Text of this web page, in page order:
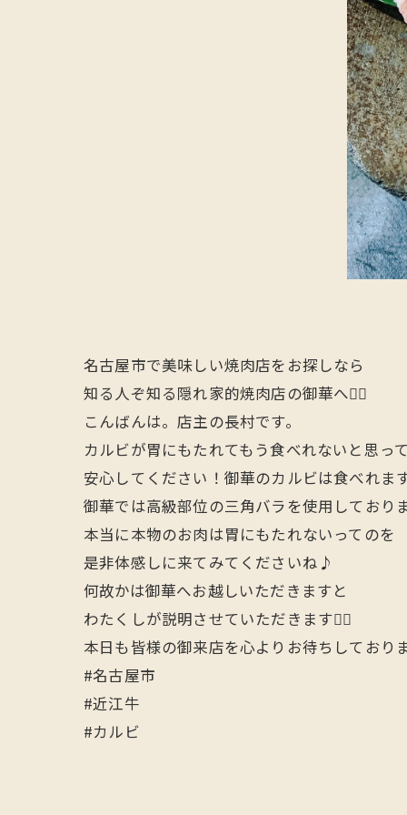
名古屋市で美味しい焼肉店をお探しなら
知る人ぞ知る隠れ家的焼肉店の御華へ🙋‍♂️
こんばんは。店主の長村です。
カルビが胃にもたれてもう食べれないと思っ
安心してください！御華のカルビは食べれま
御華では高級部位の三角バラを使用しており
本当に本物のお肉は胃にもたれないってのを
是非体感しに来てみてくださいね♪
何故かは御華へお越しいただきますと
わたくしが説明させていただきます🙋‍♂️
本日も皆様の御来店を心よりお待ちしておりま
#名古屋市
#近江牛
#カルビ